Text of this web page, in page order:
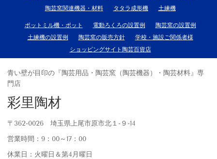
陶芸窯関連機器・材料
タタラ成形機 土練機
ポットミル機・ポット 電動ろくろの設置例
陶芸窯の設置例
土練機の設置例
陶芸窯の販売方針
学校・施設ご関係者様
ショッピングサイト陶芸百貨店
青い壁が目印の『陶芸用品・陶芸窯（陶芸機器）・陶芸材料』専
門店
彩里陶材
〒362-0026 埼玉県上尾市原市北１-９-14
営業時間：9：00～17：00
休業日：火曜日＆第4月曜日